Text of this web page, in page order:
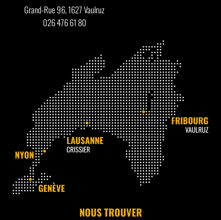
Grand-Rue 96, 1627 Vaulruz
026 476 61 80
NOUS TROUVER